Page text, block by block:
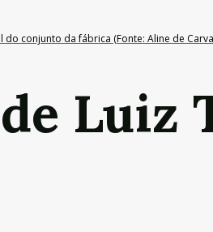
conjunto da fábrica (Fonte: Aline de
Luiz